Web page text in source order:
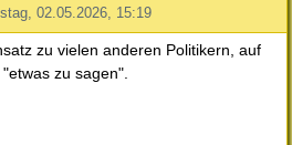
02.05.2026, 15:19
zu vielen anderen Politikern, auf
zu sagen".